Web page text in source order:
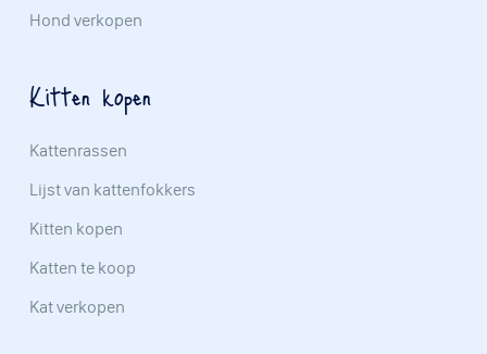
Hond verkopen
Kitten kopen
Kattenrassen
Lijst van kattenfokkers
Kitten kopen
Katten te koop
Kat verkopen